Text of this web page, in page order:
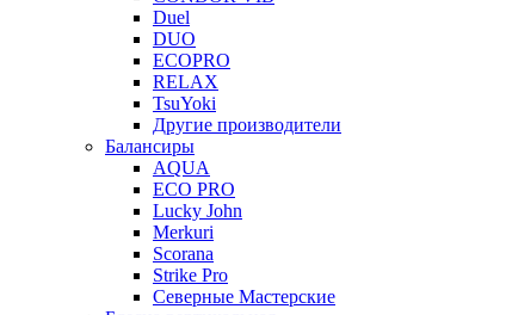
Duel
DUO
ECOPRO
RELAX
TsuYoki
Другие производители
Балансиры
AQUA
ECO PRO
Lucky John
Merkuri
Scorana
Strike Pro
Северные Мастерские